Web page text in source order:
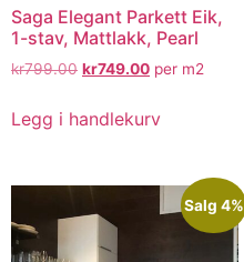
Saga Elegant Parkett Eik,
1-stav, Mattlakk, Pearl
kr799.00 kr749.00 per m2
Legg i handlekurv
Salg 4%